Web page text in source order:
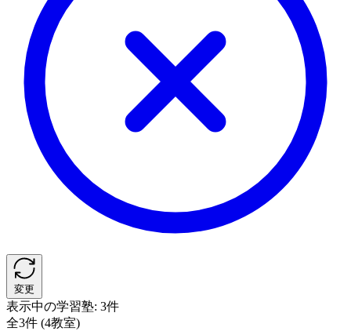
変更
表示中の学習塾: 3件
全3件 (4教室)